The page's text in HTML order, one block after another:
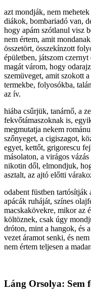
azt mondják, nem
diákok, bombariadó van,
hogy apám szótlanul visz
nem értem, amit
összetört, összekínzott
épületben, játszom czernyt
magát várom, hogy
szemüveget, amit szokott
termekbe, folyosókba,
az ív.
hiába csűrjük, tanárnő, a
fekvőtámaszoknak is,
megmutatja nekem
szőnyeget, a cigiszagot,
egyet, kettőt, grigorescu
másolaton, a virágos
nikotin dől, elmondjuk,
asztalt, az ajtó előtti
odabent füstben
apácák ruháját, színes
macskakövekre, mikor az
költöznek, csak úgy
dróton, mint a hangok, és
vezet áramot senki, és
nem értem teljesen a
Láng Orsolya: Sem